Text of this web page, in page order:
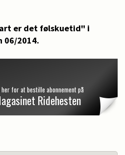
er det følskuetid" i
06/2014.
her for at bestille abonnement på
Ridehesten